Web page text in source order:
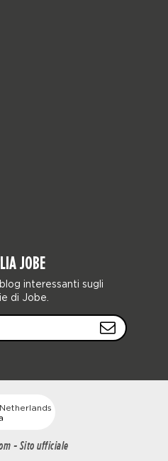
JOBE
interessanti sugli
di Jobe.
Netherlands
- Sito ufficiale